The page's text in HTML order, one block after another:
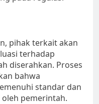
pihak terkait akan
terhadap
diserahkan. Proses
bahwa
standar dan
pemerintah.